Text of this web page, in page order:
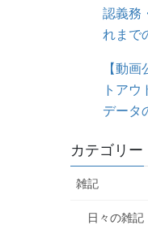
認義務
れまで
【動
トアウ
データ
カテゴリー
雑記
日々の雑記